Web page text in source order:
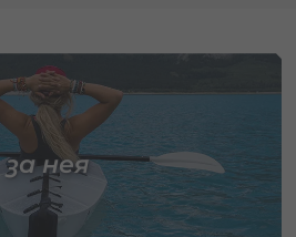
за нея